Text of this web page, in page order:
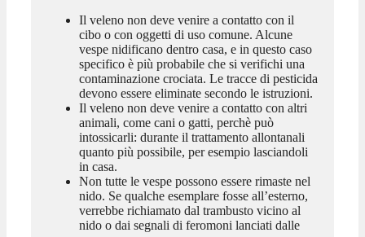
Il veleno non deve venire a contatto con il
cibo o con oggetti di uso comune. Alcune
vespe nidificano dentro casa, e in questo caso
specifico è più probabile che si verifichi una
contaminazione crociata. Le tracce di pesticida
devono essere eliminate secondo le istruzioni.
Il veleno non deve venire a contatto con altri
animali, come cani o gatti, perchè può
intossicarli: durante il trattamento allontanali
quanto più possibile, per esempio lasciandoli
in casa.
Non tutte le vespe possono essere rimaste nel
nido. Se qualche esemplare fosse all’esterno,
verrebbe richiamato dal trambusto vicino al
nido o dai segnali di feromoni lanciati dalle